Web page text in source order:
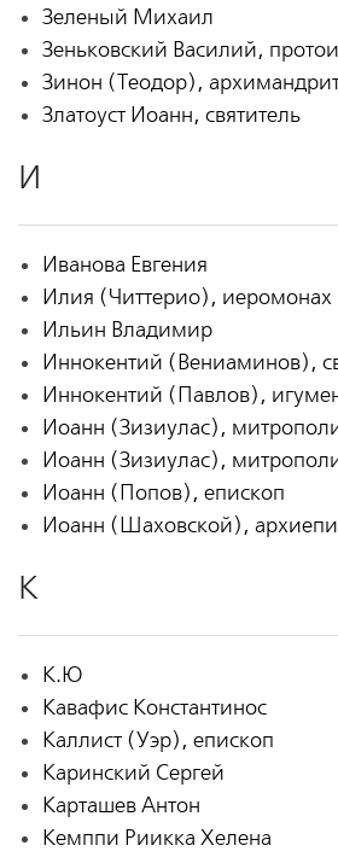
Зеленый Михаил
Зеньковский Василий,
Зинон (Теодор),
Златоуст Иоанн, святитель
И
Иванова Евгения
Илия (Читтерио), иеромонах
Ильин Владимир
Иннокентий (Вениаминов),
Иннокентий (Павлов),
Иоанн (Зизиулас),
Иоанн (Зизиулас),
Иоанн (Попов), епископ
Иоанн (Шаховской),
К
К.Ю
Кавафис Константинос
Каллист (Уэр), епископ
Каринский Сергей
Карташев Антон
Кемппи Риикка Хелена